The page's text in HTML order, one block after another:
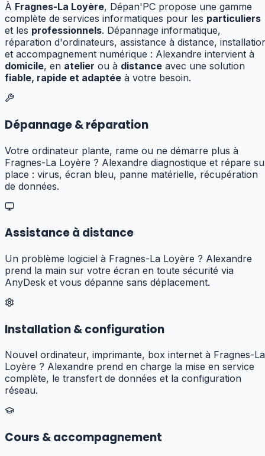
À Fragnes-La Loyère, Dépan'PC propose une gamme
complète de services informatiques pour les particuliers
et les professionnels. Dépannage informatique,
réparation d'ordinateurs, assistance à distance,
et accompagnement numérique : Alexandre intervient à
domicile, en atelier ou à distance avec une solution
fiable, rapide et adaptée à votre besoin.
Dépannage & réparation
Votre ordinateur plante, rame ou ne démarre plus à
Fragnes-La Loyère ? Alexandre diagnostique et répare
place : virus, écran bleu, panne matérielle, récupération
de données.
Assistance à distance
Un problème logiciel à Fragnes-La Loyère ? Alexandre
prend la main sur votre écran en toute sécurité via
AnyDesk et vous dépanne sans déplacement.
Installation & configuration
Nouvel ordinateur, imprimante, box internet à Fragnes-La
Loyère ? Alexandre prend en charge la mise en service
complète, le transfert de données et la configuration
réseau.
Cours & accompagnement